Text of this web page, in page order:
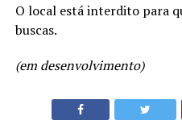
O local está interdito para
buscas.
(em desenvolvimento)